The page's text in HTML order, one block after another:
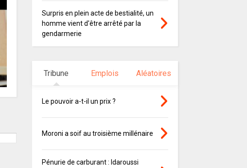
Surpris en plein acte de bestialité, un
homme vient d'être arrêté par la
gendarmerie
Tribune Emplois Aléatoires
Le pouvoir a-t-il un prix ?
Moroni a soif au troisième millénaire
Pénurie de carburant : Idaroussi